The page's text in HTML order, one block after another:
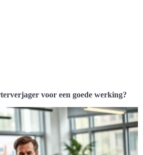
voor een goede werking?